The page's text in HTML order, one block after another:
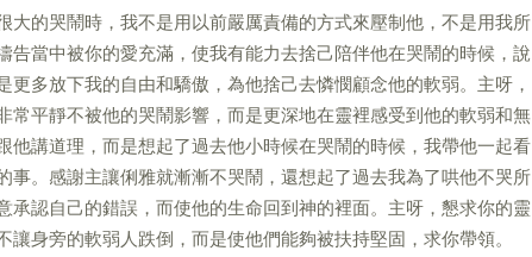
大的哭鬧時，我不是用以前嚴厲責備的方式來壓制他，不是用我所
告當中被你的愛充滿，使我有能力去捨己陪伴他在哭鬧的時候，說
多放下我的自由和驕傲，為他捨己去憐憫顧念他的軟弱。主呀，
常平靜不被他的哭鬧影響，而是更深地在靈裡感受到他的軟弱和無
他講道理，而是想起了過去他小時候在哭鬧的時候，我帶他一起看
事。感謝主讓俐雅就漸漸不哭鬧，還想起了過去我為了哄他不哭所
承認自己的錯誤，而使他的生命回到神的裡面。主呀，懇求你的靈
身旁的軟弱人跌倒，而是使他們能夠被扶持堅固，求你帶領。